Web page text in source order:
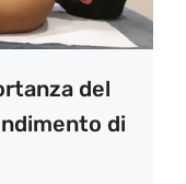
del
di